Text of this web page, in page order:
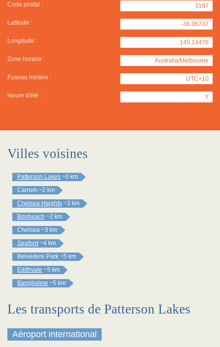
Code postal : 3197
Latitude : -38.06737
Longitude : 145.14476
Zone horaire : Australia/Melbourne
Fuseau horaire : UTC+10
Heure d'été : Y
Villes voisines
Patterson Lakes ~0 km
Carrum ~2 km
Chelsea Heights ~3 km
Bonbeach ~2 km
Chelsea ~3 km
Seaford ~4 km
Belvedere Park ~5 km
Edithvale ~5 km
Bangholme ~5 km
Les transports de Patterson Lakes
Aéroport international